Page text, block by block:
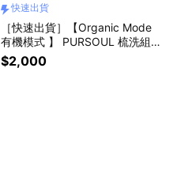
快速出貨
［快速出貨］【Organic Mode
有機模式 】 PURSOUL 梳洗組
『LINE禮物獨家組合』
$2,000